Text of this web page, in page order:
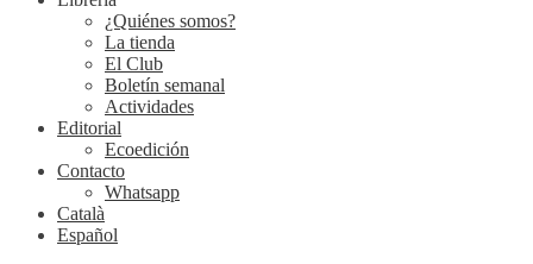
¿Quiénes somos?
La tienda
El Club
Boletín semanal
Actividades
Editorial
Ecoedición
Contacto
Whatsapp
Català
Español